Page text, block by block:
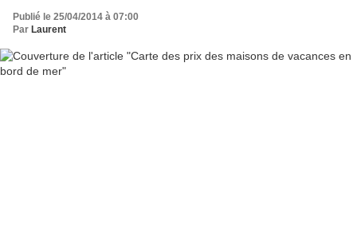
Publié le 25/04/2014 à 07:00
Par Laurent